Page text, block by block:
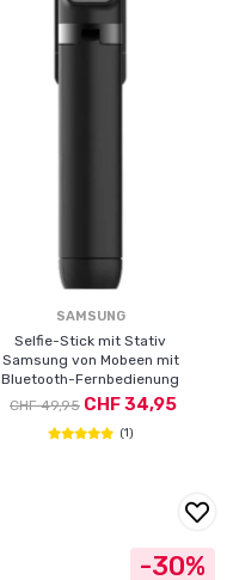
SAMSUNG
Selfie-Stick mit Stativ
Samsung von Mobeen mit
Bluetooth-Fernbedienung
CHF 49,95 CHF 34,95
(1)
-30%